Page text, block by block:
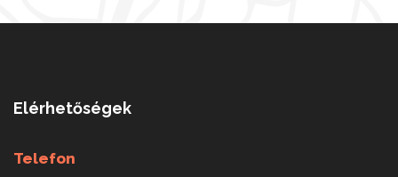
Elérhetőségek
Telefon